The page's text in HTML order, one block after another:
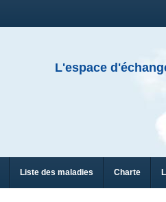
L'espace
Liste des maladies Charte